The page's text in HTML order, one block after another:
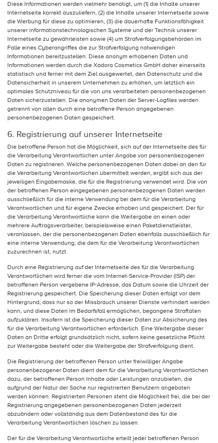
Diese Informationen werden vielmehr benötigt, um (1) die Inhalte unserer
Internetseite korrekt auszuliefern, (2) die Inhalte unserer Internetseite sowie
die Werbung für diese zu optimieren, (3) die dauerhafte Funktionsfähigkeit
unserer informationstechnologischen Systeme und der Technik unserer
Internetseite zu gewährleisten sowie (4) um Strafverfolgungsbehörden im
Falle eines Cyberangriffes die zur Strafverfolgung notwendigen
Informationen bereitzustellen. Diese anonym erhobenen Daten und
Informationen werden durch die Xadora Cosmetics GmbH daher einerseits
statistisch und ferner mit dem Ziel ausgewertet, den Datenschutz und die
Datensicherheit in unserem Unternehmen zu erhöhen, um letztlich ein
optimales Schutzniveau für die von uns verarbeiteten personenbezogenen
Daten sicherzustellen. Die anonymen Daten der Server-Logfiles werden
getrennt von allen durch eine betroffene Person angegebenen
personenbezogenen Daten gespeichert.
6. Registrierung auf unserer Internetseite
Die betroffene Person hat die Möglichkeit, sich auf der Internetseite des für
die Verarbeitung Verantwortlichen unter Angabe von personenbezogenen
Daten zu registrieren. Welche personenbezogenen Daten dabei an den für
die Verarbeitung Verantwortlichen übermittelt werden, ergibt sich aus der
jeweiligen Eingabemaske, die für die Registrierung verwendet wird. Die von
der betroffenen Person eingegebenen personenbezogenen Daten werden
ausschließlich für die interne Verwendung bei dem für die Verarbeitung
Verantwortlichen und für eigene Zwecke erhoben und gespeichert. Der für
die Verarbeitung Verantwortliche kann die Weitergabe an einen oder
mehrere Auftragsverarbeiter, beispielsweise einen Paketdienstleister,
veranlassen, der die personenbezogenen Daten ebenfalls ausschließlich für
eine interne Verwendung, die dem für die Verarbeitung Verantwortlichen
zuzurechnen ist, nutzt.
Durch eine Registrierung auf der Internetseite des für die Verarbeitung
Verantwortlichen wird ferner die vom Internet-Service-Provider (ISP) der
betroffenen Person vergebene IP-Adresse, das Datum sowie die Uhrzeit der
Registrierung gespeichert. Die Speicherung dieser Daten erfolgt vor dem
Hintergrund, dass nur so der Missbrauch unserer Dienste verhindert werden
kann, und diese Daten im Bedarfsfall ermöglichen, begangene Straftaten
aufzuklären. Insofern ist die Speicherung dieser Daten zur Absicherung des
für die Verarbeitung Verantwortlichen erforderlich. Eine Weitergabe dieser
Daten an Dritte erfolgt grundsätzlich nicht, sofern keine gesetzliche Pflicht
zur Weitergabe besteht oder die Weitergabe der Strafverfolgung dient.
Die Registrierung der betroffenen Person unter freiwilliger Angabe
personenbezogener Daten dient dem für die Verarbeitung Verantwortlichen
dazu, der betroffenen Person Inhalte oder Leistungen anzubieten, die
aufgrund der Natur der Sache nur registrierten Benutzern angeboten
werden können. Registrierten Personen steht die Möglichkeit frei, die bei der
Registrierung angegebenen personenbezogenen Daten jederzeit
abzuändern oder vollständig aus dem Datenbestand des für die
Verarbeitung Verantwortlichen löschen zu lassen.
Der für die Verarbeitung Verantwortliche erteilt jeder betroffenen Person